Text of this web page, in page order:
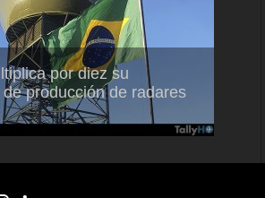
por diez su
producción de radares